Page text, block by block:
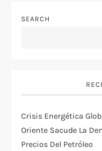
a
a
t
SEARCH
Crisis Energética
Oriente Sacude La
Precios Del Petróleo